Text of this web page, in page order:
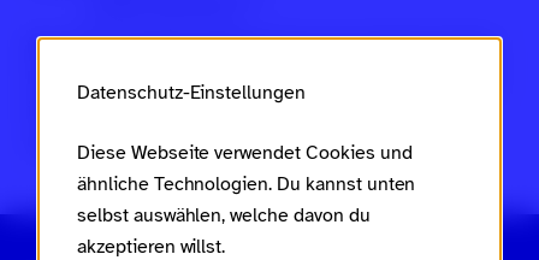
Dies ist ein Projekt desMinisteriums für Arbeit, Soziales,
Frauen, Familie und Jugend des Landes Rheinland-Pfalz
Landesaktionsplans gegen Rassismus
und Gruppenbezogene Menschenfeindlichkeit
Datenschutz-Einstellungen
Diese Webseite verwendet Cookies und
ähnliche Technologien. Du kannst unten
selbst auswählen, welche davon du
akzeptieren willst.